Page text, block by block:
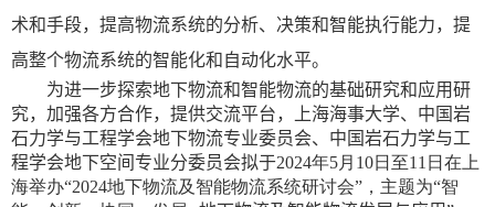
术和手段，提高物流系统的分析、决策和智能执行能力，提
高整个物流系统的智能化和自动化水平。
为进一步探索地下物流和智能物流的基础研究和应用研
究，加强各方合作，提供交流平台，
上海海事大学、中国岩
石力学与工程学会地下物流专业委员会、中国岩石力学与工
程学会地下空间专业分委员会拟于2024年5月 10日至11 日在上
海举办“2024地下物流及智能物流系统研讨会”，主题为“智